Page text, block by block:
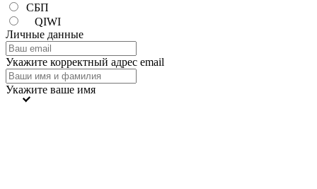
СБП
QIWI
Личные данные
Укажите корректный адрес email
Укажите ваше имя